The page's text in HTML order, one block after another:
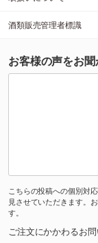
酒類販売管理者標識
お客様の声をお
こちらの投稿への個別対
見させていただきます。
す。
ご注文にかかわるお